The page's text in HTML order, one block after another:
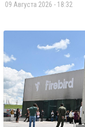
09 Августа 2026 - 18:32